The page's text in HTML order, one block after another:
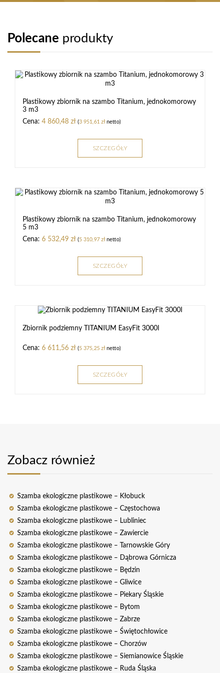
Polecane produkty
Plastikowy zbiornik na szambo Titanium, jednokomorowy
3 m3
4 860,48 zł (3 951,61 złnetto)
SZCZEGÓŁY
Plastikowy zbiornik na szambo Titanium, jednokomorowy
5 m3
6 532,49 zł (5 310,97 złnetto)
SZCZEGÓŁY
Zbiornik podziemny TITANIUM EasyFit 3000l
6 611,56 zł (5 375,25 złnetto)
SZCZEGÓŁY
Zobacz również
Szamba ekologiczne plastikowe – Kłobuck
Szamba ekologiczne plastikowe – Częstochowa
Szamba ekologiczne plastikowe – Lubliniec
Szamba ekologiczne plastikowe – Zawiercie
Szamba ekologiczne plastikowe – Tarnowskie Góry
Szamba ekologiczne plastikowe – Dąbrowa Górnicza
Szamba ekologiczne plastikowe – Będzin
Szamba ekologiczne plastikowe – Gliwice
Szamba ekologiczne plastikowe – Piekary Śląskie
Szamba ekologiczne plastikowe – Bytom
Szamba ekologiczne plastikowe – Zabrze
Szamba ekologiczne plastikowe – Świętochłowice
Szamba ekologiczne plastikowe – Chorzów
Szamba ekologiczne plastikowe – Siemianowice Śląskie
Szamba ekologiczne plastikowe – Ruda Śląska